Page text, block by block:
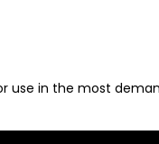
use in the most